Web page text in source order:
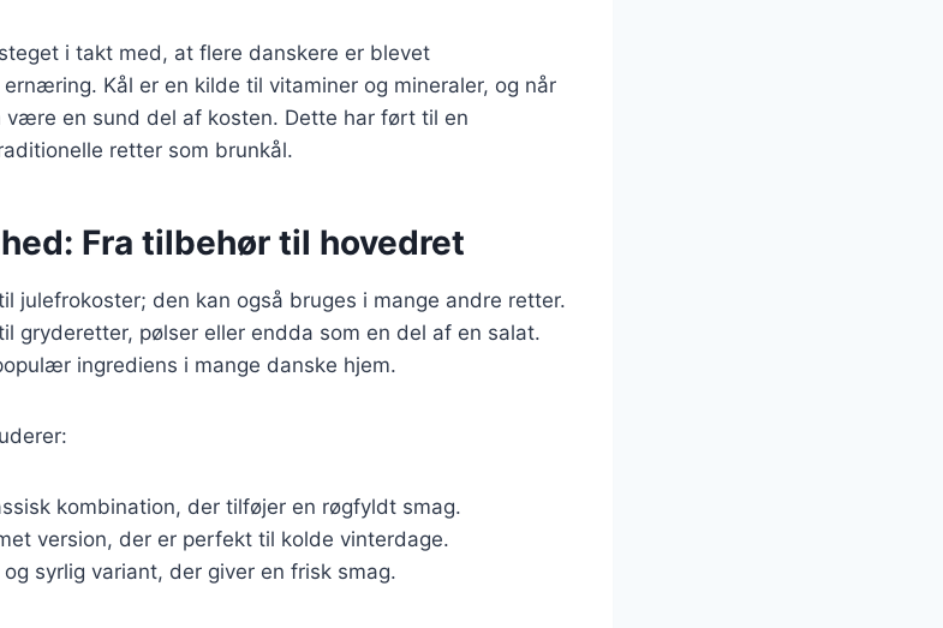
i takt med, at flere danskere er blevet
Kål er en kilde til vitaminer og mineraler, og når
en sund del af kosten. Dette har ført til en
retter som brunkål.
Fra tilbehør til hovedret
julefrokoster; den kan også bruges i mange andre retter.
gryderetter, pølser eller endda som en del af en salat.
ingrediens i mange danske hjem.
kombination, der tilføjer en røgfyldt smag.
version, der er perfekt til kolde vinterdage.
og syrlig variant, der giver en frisk smag.